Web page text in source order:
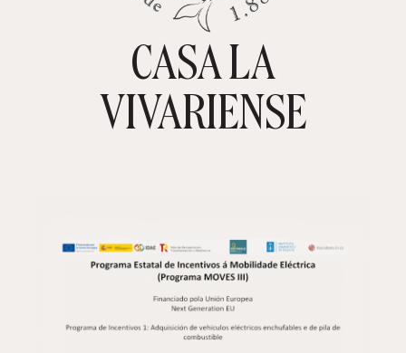
TIENDA ONLINECASA LA
VIVARIENSE